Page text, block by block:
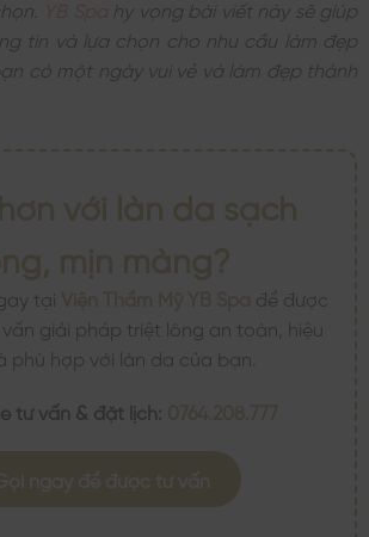
hy vọng bài viết này sẽ giúp
tin và lựa chọn cho nhu cầu làm đẹp
có một ngày vui vẻ và làm đẹp thành
tại
để được
vấn giải pháp triệt lông an toàn, hiệu
phù hợp với làn da của bạn.
tư vấn & đặt lịch: